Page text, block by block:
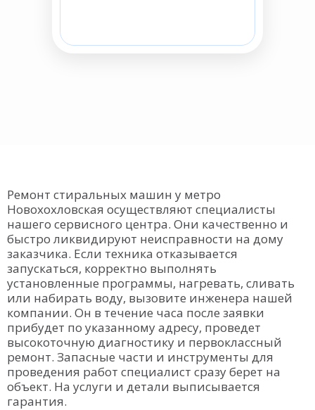
Ремонт стиральных машин у метро
Новохохловская осуществляют специалисты
нашего сервисного центра. Они качественно и
быстро ликвидируют неисправности на дому
заказчика. Если техника отказывается
запускаться, корректно выполнять
установленные программы, нагревать, сливать
или набирать воду, вызовите инженера нашей
компании. Он в течение часа после заявки
прибудет по указанному адресу, проведет
высокоточную диагностику и первоклассный
ремонт. Запасные части и инструменты для
проведения работ специалист сразу берет на
объект. На услуги и детали выписывается
гарантия.